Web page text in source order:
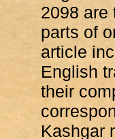
2098 are
parts of
article
English
their
Kashgar